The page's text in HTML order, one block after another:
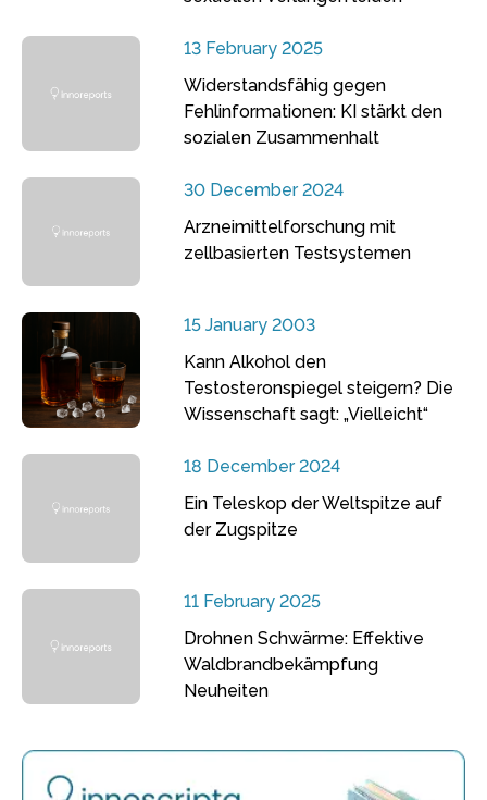
13 February 2025
Widerstandsfähig gegen
Fehlinformationen: KI stärkt den
sozialen Zusammenhalt
30 December 2024
Arzneimittelforschung mit
zellbasierten Testsystemen
15 January 2003
Kann Alkohol den
Testosteronspiegel steigern? Die
Wissenschaft sagt: „Vielleicht“
18 December 2024
Ein Teleskop der Weltspitze auf
der Zugspitze
11 February 2025
Drohnen Schwärme: Effektive
Waldbrandbekämpfung
Neuheiten